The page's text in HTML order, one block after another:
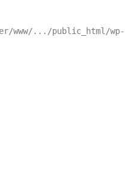
www/.../public_html/wp-